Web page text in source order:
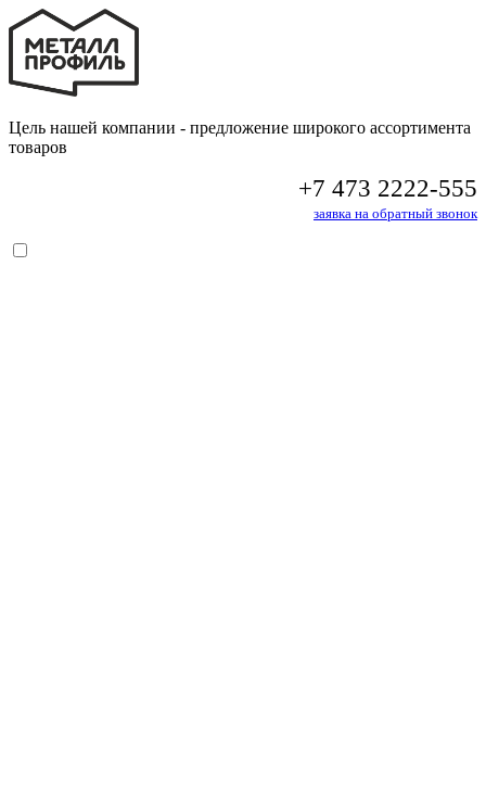
Цель нашей компании - предложение широкого ассортимента
товаров
+7 473 2222-555
заявка на обратный звонок